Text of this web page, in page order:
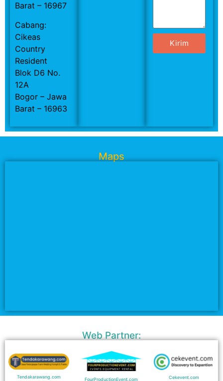
Barat – 16967
Cabang:
Cikeas
Country
Resident
Blok D6 No.
12A
Bogor – Jawa
Barat – 16963
Kirim
Maps
Web Partner:
Tendakarawang.com FourProductionEvent.com Cekevent.com